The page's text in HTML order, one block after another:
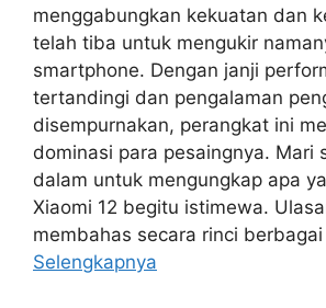
menggabungkan kekuatan dan
telah tiba untuk mengukir
smartphone. Dengan janji
tertandingi dan pengalaman
disempurnakan, perangkat ini
dominasi para pesaingnya. Mari
dalam untuk mengungkap apa
Xiaomi 12 begitu istimewa.
membahas secara rinci
Selengkapnya